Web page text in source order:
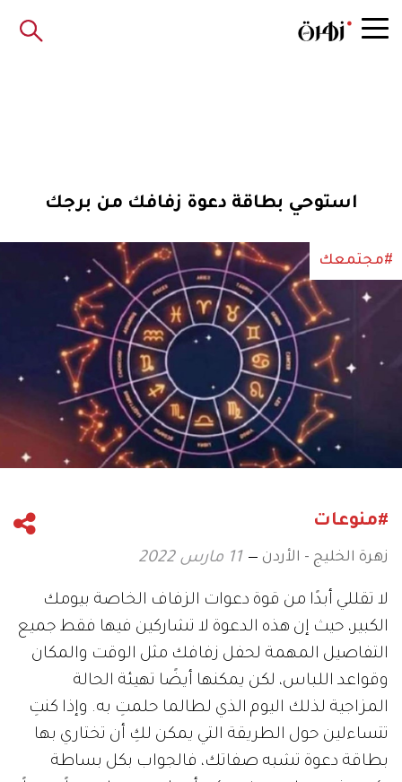
استوحي بطاقة دعوة زفافك من برجك
#مجتمعك
#منوعات
زهرة الخليج - الأردن 11 مارس 2022
لا تقللي أبدًا من قوة دعوات الزفاف الخاصة بيومك
الكبير، حيث إن هذه الدعوة لا تشاركين فيها فقط جميع
التفاصيل المهمة لحفل زفافك مثل الوقت والمكان
وقواعد اللباس، لكن يمكنها أيضًا تهيئة الحالة
المزاجية لذلك اليوم الذي لطالما حلمتِ به. وإذا كنتِ
تتساءلين حول الطريقة التي يمكن لكِ أن تختاري بها
بطاقة دعوة تشبه صفاتك، فالجواب بكل بساطة